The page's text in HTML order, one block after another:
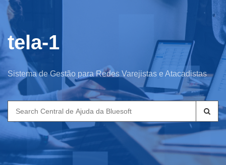
tela-1
Sistema de Gestão para Redes Varejistas e Atacadistas
Search
for: